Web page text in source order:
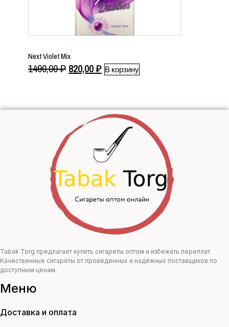
Next Violet Mix
1490,00₽ Первоначальная
1490,00 ₽.
820,00₽Текущая
В корзину
Tabak Torg предлагает купить сигареты оптом и избежать переплат.
Качественные сигареты от проведенных и надёжных поставщиков по
доступным ценам.
Меню
Доставка и оплата